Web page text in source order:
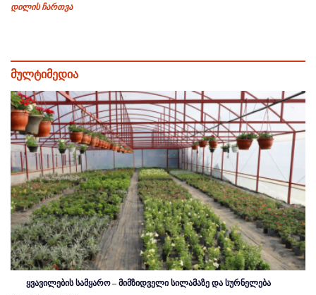
დილის ჩართვა
მულტიმედია
ყვავილების სამყარო – მიმზიდველი სილამაზე და სურნელება